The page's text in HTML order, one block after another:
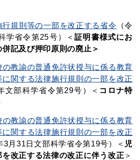
規則等の一部を改正する省令 （令
学省令第25号）＜ 証明書様式にお
記及び押印原則の廃止＞
教諭の普通免許状授与に係る教育
関する法律施行規則の一部を改正
文部科学省令第29号） ＜ コロナ特
教諭の普通免許状授与に係る教育
関する法律施行規則の一部を改正
3月31日文部科学省令第19号）＜ 児
改正する法律の改正に伴う改正 ＞